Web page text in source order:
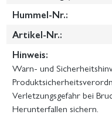
Hummel-Nr.:
Artikel-Nr.:
Hinweis:
Warn- und
Verletzungsgefahr bei
Herunterfallen sichern.